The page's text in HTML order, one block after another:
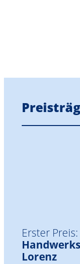
Erster Preis:
Lorenz